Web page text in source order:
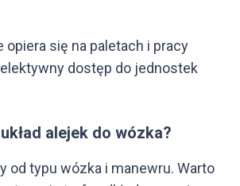
opiera się na paletach i pracy
dostęp do jednostek
alejek do wózka?
od typu wózka i manewru. Warto